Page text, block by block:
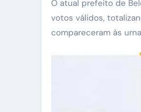
O atual prefeito de
votos válidos,
compareceram às